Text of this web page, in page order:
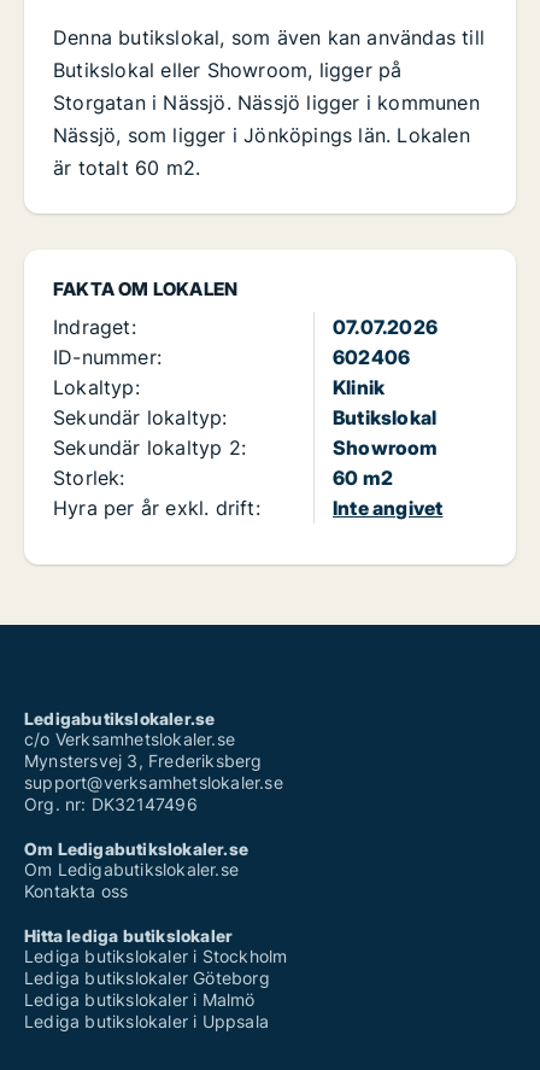
FAKTA OM LOKALEN
Indraget:
07.07.2026
ID-nummer:
602406
Lokaltyp:
Klinik
Sekundär lokaltyp:
Butikslokal
Sekundär lokaltyp 2:
Showroom
Storlek:
60 m2
Hyra per år exkl. drift:
Inte angivet
Denna butikslokal, som även kan användas till
Butikslokal eller Showroom, ligger på
Storgatan i Nässjö. Nässjö ligger i kommunen
Nässjö, som ligger i Jönköpings län. Lokalen
är totalt 60 m2.
Ledigabutikslokaler.se
c/o Verksamhetslokaler.se
Mynstersvej 3, Frederiksberg
support@verksamhetslokaler.se
Org. nr: DK32147496
Om Ledigabutikslokaler.se
Om Ledigabutikslokaler.se
Kontakta oss
Hitta lediga butikslokaler
Lediga butikslokaler i Stockholm
Lediga butikslokaler Göteborg
Lediga butikslokaler i Malmö
Lediga butikslokaler i Uppsala